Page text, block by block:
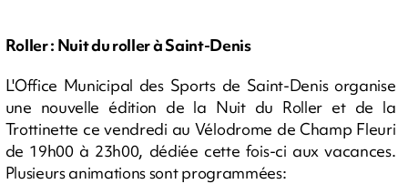
Roller : Nuit du roller à Saint-Denis
L'Office Municipal des Sports de Saint-Denis organise
une nouvelle édition de la Nuit du Roller et de la
Trottinette ce vendredi au Vélodrome de Champ Fleuri
de 19h00 à 23h00, dédiée cette fois-ci aux vacances.
Plusieurs animations sont programmées: